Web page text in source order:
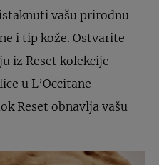
vašu prirodnu
i tip kože. Ostvarite
iz Reset kolekcije
u L’Occitane
Reset obnavlja vašu